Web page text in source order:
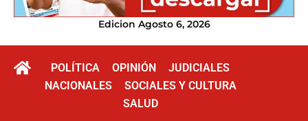
Edicion Agosto 6, 2026
POLÍTICA OPINIÓN
JUDICIALES
NACIONALES
SOCIALES Y CULTURA
SALUD